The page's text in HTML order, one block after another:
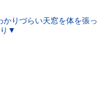
かりづらい天窓を体を張っ
▼